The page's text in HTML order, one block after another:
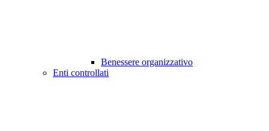
Benessere organizzativo
Enti controllati